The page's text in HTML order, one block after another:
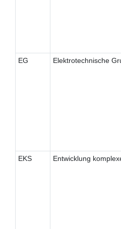
EG Elektrotechnische
EKS Entwicklung